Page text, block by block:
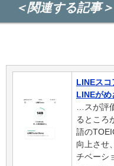
＜関連する記事＞
LINEス
LINEが
…スが評
るところ
語の
向上させ
チベーシ